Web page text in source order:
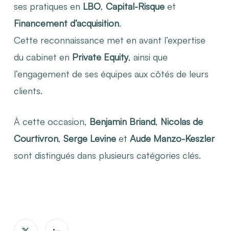
ses pratiques en LBO, Capital-Risqueet
Financement d’acquisition.
Cette reconnaissance met en avant l’expertise
du cabinet en Private Equity, ainsi que
l’engagement de ses équipes aux côtés de leurs
clients.
À cette occasion, Benjamin Briand, Nicolas de
Courtivron, Serge Levineet Aude Manzo-Keszler
sont distingués dans plusieurs catégories clés.